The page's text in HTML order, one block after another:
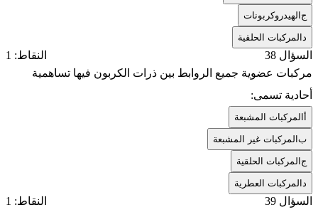
جالهيدروكربونات
المركبات الحلقية
السؤال 38
النقاط: 1
مركبات عضوية جميع الروابط بين ذرات الكربون فيها تساهمية
أحادية تسمى:
المركبات المشبعة
بالمركبات غير المشبعة
جالمركبات الحلقية
المركبات العطرية
السؤال 39
النقاط: 1